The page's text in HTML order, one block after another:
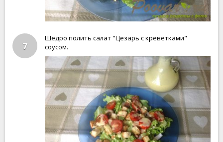
7
Щедро полить салат "Цезарь с креветками"
соусом.